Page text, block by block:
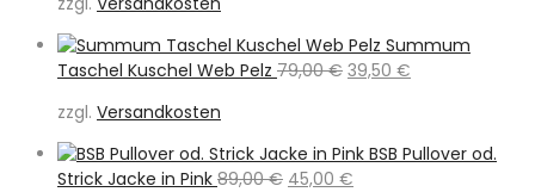
war:
189,95 € 89,00 €.
Summum
Taschel Kuschel Web Pelz 79,00€ Ursprünglicher
79,00 €
39,50 €
39,50 €.
zzgl. Versandkosten
BSB Pullover od.
Strick Jacke in Pink 89,00€ Ursprünglicher
45,00 €